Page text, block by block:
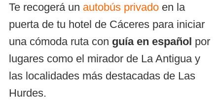
Te recogerá un autobús privado en la
puerta de tu hotel de Cáceres para iniciar
una cómoda ruta con guía en español por
lugares como el mirador de La Antigua y
las localidades más destacadas de Las
Hurdes.